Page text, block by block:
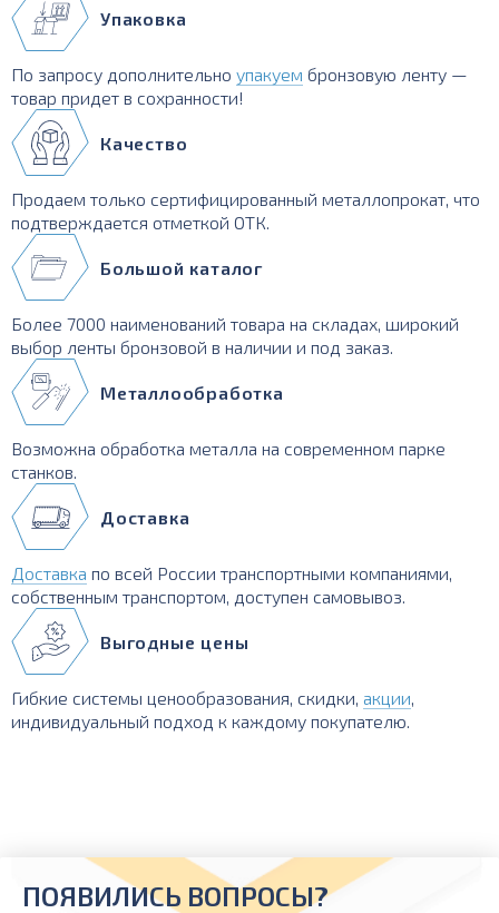
Упаковка
По запросу дополнительно упакуем бронзовую ленту —
товар придет в сохранности!
Качество
Продаем только сертифицированный металлопрокат, что
подтверждается отметкой ОТК.
Большой каталог
Более 7000 наименований товара на складах, широкий
выбор ленты бронзовой в наличии и под заказ.
Металлообработка
Возможна обработка металла на современном парке
станков.
Доставка
Доставка по всей России транспортными компаниями,
собственным транспортом, доступен самовывоз.
Выгодные цены
Гибкие системы ценообразования, скидки, акции,
индивидуальный подход к каждому покупателю.
ПОЯВИЛИСЬ ВОПРОСЫ?